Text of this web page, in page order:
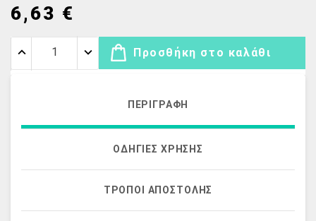
6,63 €
Προσθήκη στο καλάθι
ΠΕΡΙΓΡΑΦΉ
ΟΔΗΓΊΕΣ ΧΡΉΣΗΣ
ΤΡΌΠΟΙ ΑΠΟΣΤΟΛΉΣ